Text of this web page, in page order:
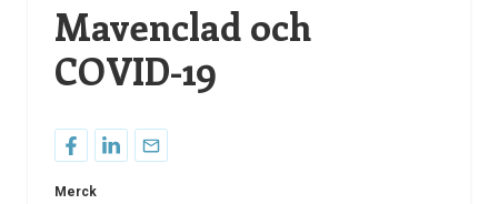
Mavenclad och
COVID-19
Merck